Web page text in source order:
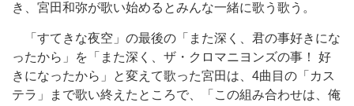
き、宮田和弥が歌い始めるとみんな一緒に歌う歌う。
「すてきな夜空」の最後の「また深く、君の事好きにな
ったから」を「また深く、ザ・クロマニヨンズの事！ 好
きになったから」と変えて歌った宮田は、4曲目の「カス
テラ」まで歌い終えたところで、「この組み合わせは、俺